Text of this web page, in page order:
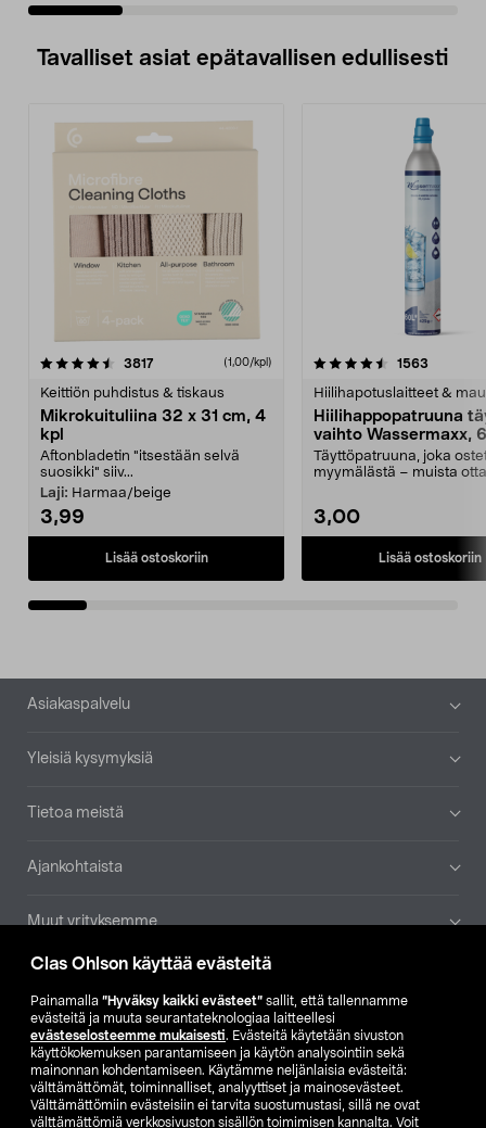
Clas Ohlson käyttää evästeitä
Painamalla ”Hyväksy kaikki evästeet” sallit, että tallennamme
evästeitä ja muuta seurantateknologiaa laitteellesi
evästeselosteemme mukaisesti. Evästeitä käytetään sivuston
käyttökokemuksen parantamiseen ja käytön analysointiin sekä
mainonnan kohdentamiseen. Käytämme neljänlaisia evästeitä:
välttämättömät, toiminnalliset, analyyttiset ja mainosevästeet.
Välttämättömiin evästeisiin ei tarvita suostumustasi, sillä ne ovat
välttämättömiä verkkosivuston sisällön toimimisen kannalta. Voit
Tavalliset asiat epätavallisen edullisesti
3817arvostelut (1,00/kpl)
Keittiön puhdistus & tiskaus
Mikrokuituliina 32 x 31 cm, 4
kpl
Aftonbladetin "itsestään selvä
suosikki" siiv...
Laji: Harmaa/beige
3,99
Lisää ostoskoriin
4.5viidestä
1563
Hiilihapotuslaitteet &
Hiilihappopatruuna
vaihto Wassermaxx,
Täyttöpatruuna, joka
myymälästä – muista
3,00
Lisää ostoskoriin
4.5viidestä
Alatunniste
Asiakaspalvelu
Yleisiä kysymyksiä
Tietoa meistä
Ajankohtaista
Muut yrityksemme
Etsi myymälä
SE NO FI
FI SV